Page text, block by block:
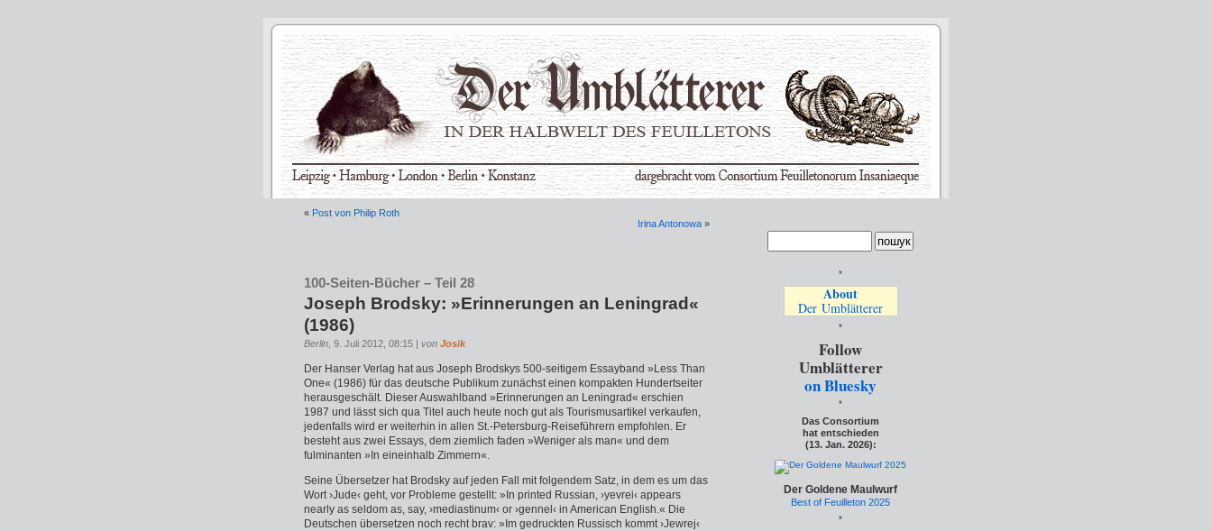
« Post von Philip Roth
Irina Antonowa »
100-Seiten-Bücher – Teil 28
Joseph Brodsky: »Erinnerungen an Leningrad«
(1986)
Berlin , 9. Juli 2012, 08:15 | von Josik
Der Hanser Verlag hat aus Joseph Brodskys 500-seitigem Essayband »Less Than
One« (1986) für das deutsche Publikum zunächst einen kompakten Hundertseiter
herausgeschält. Dieser Auswahlband »Erinnerungen an Leningrad« erschien
1987 und lässt sich qua Titel auch heute noch gut als Tourismusartikel verkaufen,
jedenfalls wird er weiterhin in allen St.-Petersburg-Reiseführern empfohlen. Er
besteht aus zwei Essays, dem ziemlich faden »Weniger als man« und dem
fulminanten »In eineinhalb Zimmern«.
Seine Übersetzer hat Brodsky auf jeden Fall mit folgendem Satz, in dem es um das
Wort ›Jude‹ geht, vor Probleme gestellt: »In printed Russian, ›yevrei‹ appears
nearly as seldom as, say, ›mediastinum‹ or ›gennel‹ in American English.« Die
Deutschen übersetzen noch recht brav: »Im gedruckten Russisch kommt ›Jewrej‹
*
About
Der Umblätterer
*
Follow
Umblätterer
on Bluesky
*
Das Consortium
hat entschieden
(13. Jan. 2026):
Der Goldene Maulwurf
Best of Feuilleton 2025
*